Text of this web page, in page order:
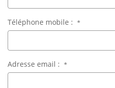
Téléphone mobile : *
Adresse email : *